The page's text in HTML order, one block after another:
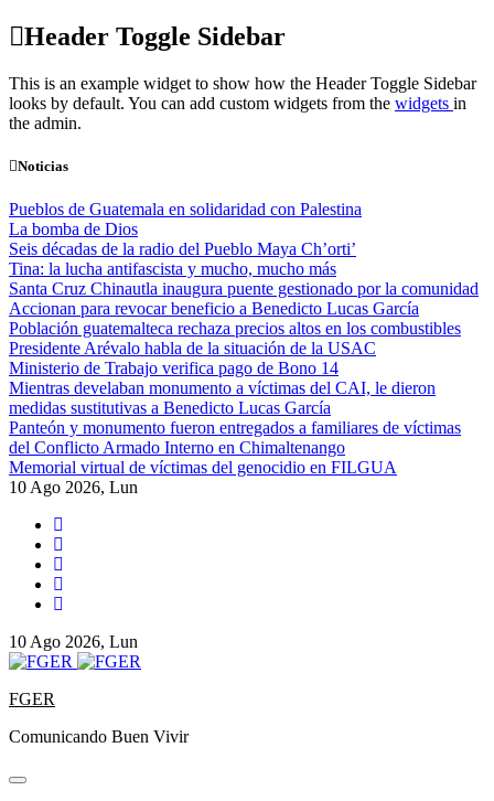
Skip
toHeader Toggle Sidebar
This is an example widget to show how the Header Toggle Sidebar
looks by default. You can add custom widgets from the widgets in
the admin.
Noticias
Pueblos de Guatemala en solidaridad con Palestina
La bomba de Dios
Seis décadas de la radio del Pueblo Maya Ch’orti’
Tina: la lucha antifascista y mucho, mucho más
Santa Cruz Chinautla inaugura puente gestionado por la comunidad
Accionan para revocar beneficio a Benedicto Lucas García
Población guatemalteca rechaza precios altos en los combustibles
Presidente Arévalo habla de la situación de la USAC
Ministerio de Trabajo verifica pago de Bono 14
Mientras develaban monumento a víctimas del CAI, le dieron
medidas sustitutivas a Benedicto Lucas García
Panteón y monumento fueron entregados a familiares de víctimas
del Conflicto Armado Interno en Chimaltenango
Memorial virtual de víctimas del genocidio en FILGUA
10 Ago 2026, Lun
10 Ago 2026, Lun
FGER
Comunicando Buen Vivir